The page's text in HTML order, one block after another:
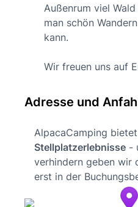
Außenrum viel
man schön
kann.
Wir freuen uns auf
Adresse und
AlpacaCamping bietet
Stellplatzerlebnisse -
verhindern geben wir
erst in der